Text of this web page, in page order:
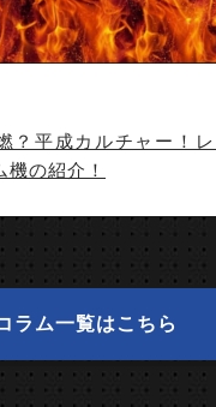
？平成カルチャー！レ
の紹介！
ラム一覧はこちら